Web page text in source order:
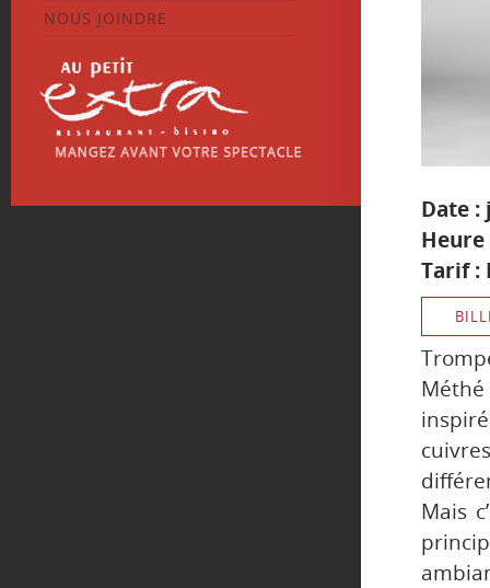
NOUS JOINDRE
Date :
Heure
Tarif :
Mais